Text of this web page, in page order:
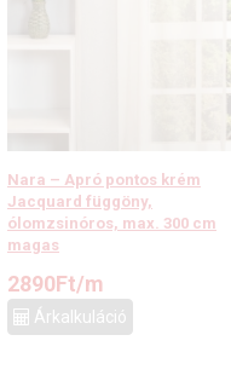
Nara – Apró pontos krém
Jacquard függöny,
ólomzsinóros, max. 300 cm
magas
2890Ft/m
Árkalkuláció